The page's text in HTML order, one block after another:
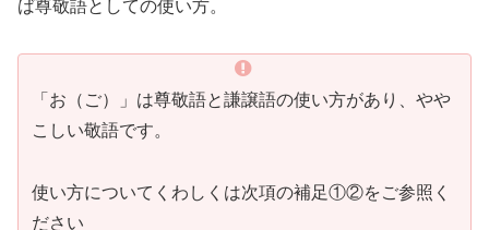
ば尊敬語としての使い方。
「お（ご）」は尊敬語と謙譲語の使い方があり、やや
こしい敬語です。
使い方についてくわしくは次項の補足①②をご参照く
ださい